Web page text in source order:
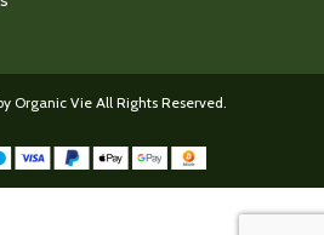
Organic Vie All Rights Reserved.